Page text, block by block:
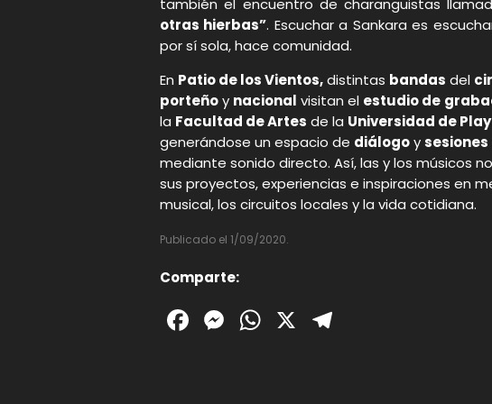
también el encuentro de charanguistas
otras hierbas”. Escuchar a Sankara es
por sí sola, hace comunidad.
En Patio de los Vientos,distintas bandas del
porteñoy nacional visitan el estudio de
la Facultad de Artes de la Universidad de
generándose un espacio de diálogoysesiones
mediante sonido directo. Así, las y los músicos
sus proyectos, experiencias e inspiraciones en
musical, los circuitos locales y la vida cotidiana.
Publicado el 1/09/2020.
Comparte:
Facebook
Messenger
WhatsApp
X